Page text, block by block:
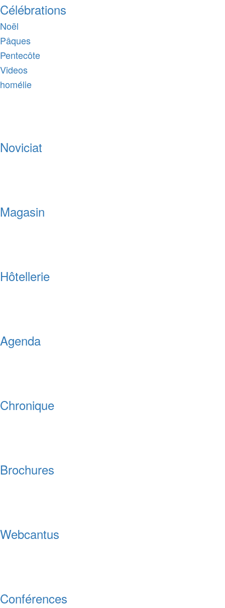
Célébrations
Noël
Pâques
Pentecôte
Videos
homélie
Noviciat
Magasin
Hôtellerie
Agenda
Chronique
Brochures
Webcantus
Conférences